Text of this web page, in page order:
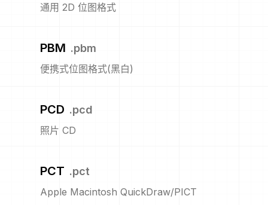
通用 2D 位图格式
PBM .pbm
便携式位图格式(黑白)
PCD .pcd
照片 CD
PCT .pct
Apple Macintosh QuickDraw/PICT